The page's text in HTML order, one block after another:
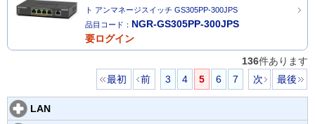
ト アンマネージスイッチ GS305PP-300JPS
品目コード： NGR-GS305PP-300JPS
要ログイン
136件あります
最初
前 3 4 5 6 7 次 最後
LAN